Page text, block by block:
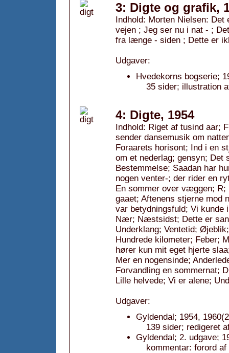
3: Digte og grafik,
Indhold: Morten Nielsen:
vejen ; Jeg ser nu i nat - ;
fra længe - siden ; Dette er
Udgaver:
Hvedekorns bogserie;
35 sider; illustration
4: Digte, 1954
Indhold: Riget af tusind aar;
sender dansemusik om
Foraarets horisont; Ind i en
om et nederlag; gensyn; Det
Bestemmelse; Saadan har
nogen venter-; der rider en
En sommer over væggen; R;
gaaet; Aftenens stjerne mod
var betydningsfuld; Vi kunde
Nær; Næstsidst; Dette er
Underklang; Ventetid;
Hundrede kilometer; Feber;
hører kun mit eget hjerte
Mer en nogensinde;
Forvandling en sommernat;
Lille helvede; Vi er alene;
Udgaver:
Gyldendal; 1954,
139 sider; redigeret
Gyldendal; 2. udgave;
kommentar: forord